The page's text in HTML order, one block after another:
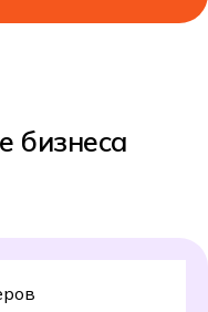
бизнеса